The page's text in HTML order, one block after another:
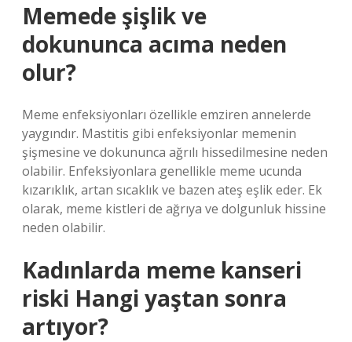
Memede şişlik ve
dokununca acıma neden
olur?
Meme enfeksiyonları özellikle emziren annelerde
yaygındır. Mastitis gibi enfeksiyonlar memenin
şişmesine ve dokununca ağrılı hissedilmesine neden
olabilir. Enfeksiyonlara genellikle meme ucunda
kızarıklık, artan sıcaklık ve bazen ateş eşlik eder. Ek
olarak, meme kistleri de ağrıya ve dolgunluk hissine
neden olabilir.
Kadınlarda meme kanseri
riski Hangi yaştan sonra
artıyor?